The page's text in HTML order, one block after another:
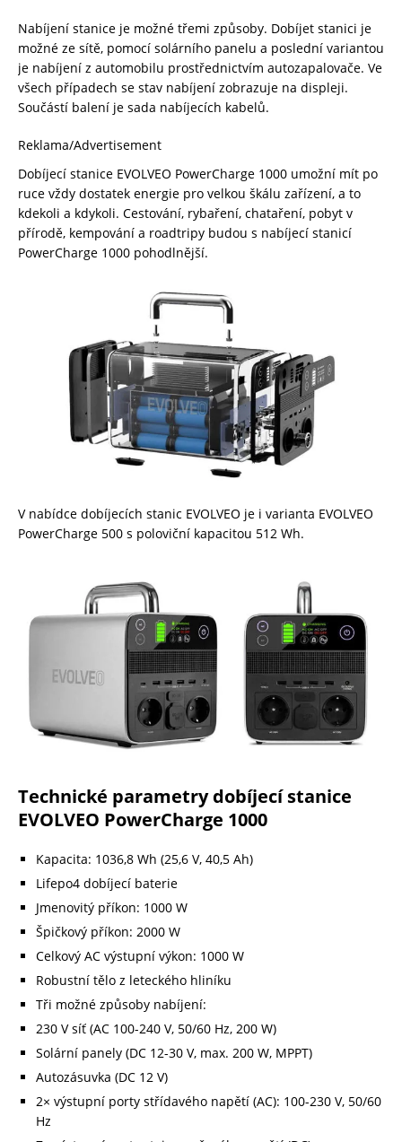
Nabíjení stanice je možné třemi způsoby. Dobíjet stanici je
možné ze sítě, pomocí solárního panelu a poslední variantou
je nabíjení z automobilu prostřednictvím autozapalovače. Ve
všech případech se stav nabíjení zobrazuje na displeji.
Součástí balení je sada nabíjecích kabelů.
Reklama/Advertisement
Dobíjecí stanice EVOLVEO PowerCharge 1000 umožní mít po
ruce vždy dostatek energie pro velkou škálu zařízení, a to
kdekoli a kdykoli. Cestování, rybaření, chataření, pobyt v
přírodě, kempování a roadtripy budou s nabíjecí stanicí
PowerCharge 1000 pohodlnější.
V nabídce dobíjecích stanic EVOLVEO je i varianta EVOLVEO
PowerCharge 500 s poloviční kapacitou 512 Wh.
Technické parametry dobíjecí stanice
EVOLVEO PowerCharge 1000
Kapacita: 1036,8 Wh (25,6 V, 40,5 Ah)
Lifepo4 dobíjecí baterie
Jmenovitý příkon: 1000 W
Špičkový příkon: 2000 W
Celkový AC výstupní výkon: 1000 W
Robustní tělo z leteckého hliníku
Tři možné způsoby nabíjení:
230 V síť (AC 100-240 V, 50/60 Hz, 200 W)
Solární panely (DC 12-30 V, max. 200 W, MPPT)
Autozásuvka (DC 12 V)
2× výstupní porty střídavého napětí (AC): 100-230 V, 50/60
Hz